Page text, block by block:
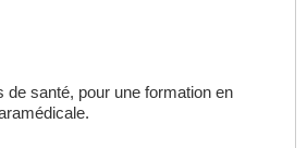
de santé, pour une formation en